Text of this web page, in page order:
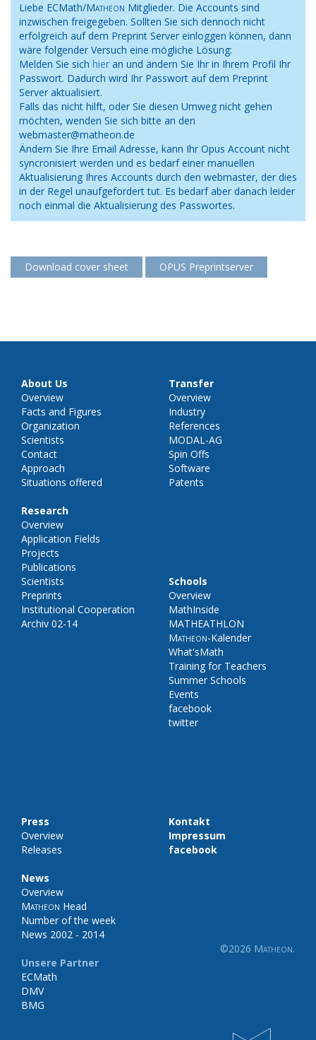
Liebe ECMath/Matheon Mitglieder. Die Accounts sind
inzwischen freigegeben. Sollten Sie sich dennoch nicht
erfolgreich auf dem Preprint Server einloggen können, dann
wäre folgender Versuch eine mögliche Lösung:
Melden Sie sich hier an und ändern Sie Ihr in Ihrem Profil Ihr
Passwort. Dadurch wird Ihr Passwort auf dem Preprint
Server aktualisiert.
Falls das nicht hilft, oder Sie diesen Umweg nicht gehen
möchten, wenden Sie sich bitte an den
webmaster@matheon.de
Ändern Sie Ihre Email Adresse, kann Ihr Opus Account nicht
syncronisiert werden und es bedarf einer manuellen
Aktualisierung Ihres Accounts durch den webmaster, der dies
in der Regel unaufgefordert tut. Es bedarf aber danach leider
noch einmal die Aktualisierung des Passwortes.
Download cover sheet OPUS Preprintserver
About Us
Overview
Facts and Figures
Organization
Scientists
Contact
Approach
Situations offered
Research
Overview
Application Fields
Projects
Publications
Scientists
Preprints
Institutional Cooperation
Archiv 02-14
Transfer
Overview
Industry
References
MODAL-AG
Spin Offs
Software
Patents
Schools
Overview
MathInside
MATHEATHLON
Matheon-Kalender
What'sMath
Training for Teachers
Summer Schools
Events
facebook
twitter
Press
Overview
Releases
News
Overview
Matheon Head
Number of the week
News 2002 - 2014
Unsere Partner
ECMath
DMV
BMG
Kontakt
Impressum
facebook
©2026 Matheon.